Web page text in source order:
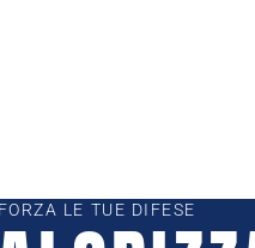
LE TUE DIFESE